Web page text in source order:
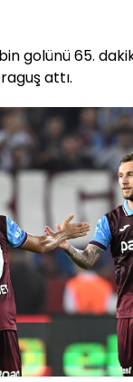
golünü 65.
attı.